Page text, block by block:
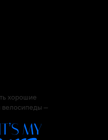
хорошие
велосипеды —